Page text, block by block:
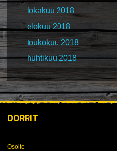
lokakuu 2018
elokuu 2018
toukokuu 2018
huhtikuu 2018
DORRIT
Osoite